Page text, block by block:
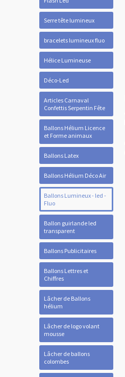
Serre tête lumineux
bracelets lumineux fluo
Hélice Lumineuse
Déco-Led
Articles Carnaval
Confettis Serpentin Fête
Ballons Hélium Licence
et Forme animaux
Ballons Latex
Ballons Hélium Déco Air
Ballons Lumineux - led -
Fluo
Ballon guirlande led
transparent
Ballons Publicitaires
Ballons Lettres et
Chiffres
Lâcher de Ballons
hélium
Lâcher de logo volant
mousse
Lâcher de ballons
colombes